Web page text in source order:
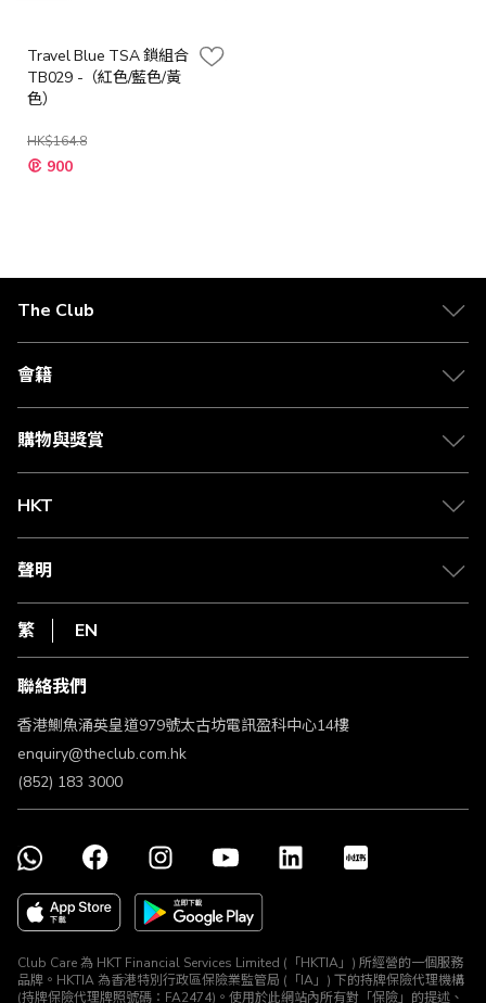
Travel Blue TSA 鎖組合
TB029 -（紅色/藍色/黃
色）
HK$164.8
900
The Club
關於 The Club
合作夥伴
媒體中心
會籍
會籍及專屬禮遇
賺取積分
購物與獎賞
物流與配送
Club Shopping 商品領取站
常見問題
HKT
csl.
1010
HKT
聲明
私隱聲明
使用條款
條款及細則
不歧視及不騷擾聲明
認可牌照及通告
繁 EN
聯絡我們
香港鰂魚涌英皇道979號太古坊電訊盈科中心14樓
enquiry@theclub.com.hk
(852) 183 3000
Club Care 為 HKT Financial Services Limited (「HKTIA」) 所經營的一個服務
品牌。HKTIA 為香港特別行政區保險業監管局 (「IA」) 下的持牌保險代理機構
(持牌保險代理牌照號碼：FA2474)。使用於此網站內所有對「保險」的提述、